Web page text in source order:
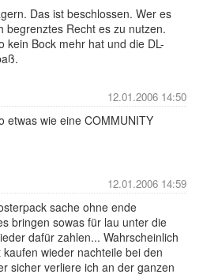
Das ist beschlossen. Wer es
begrenztes Recht es zu nutzen.
kein Bock mehr hat und die DL-
12.01.2006 14:50
etwas wie eine COMMUNITY
12.01.2006 14:59
sache ohne ende
bringen sowas für lau unter die
dafür zahlen... Wahrscheinlich
wieder nachteile bei den
sicher verliere ich an der ganzen